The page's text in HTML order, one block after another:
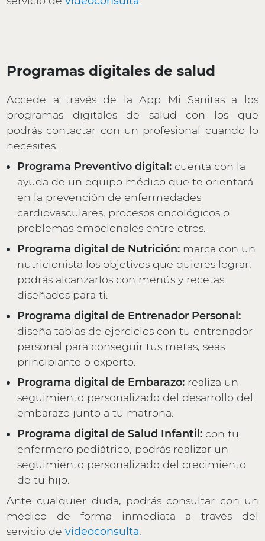
Programas digitales de salud
Accede a través de la App Mi Sanitas a los
programas digitales de salud con los que
podrás contactar con un profesional cuando lo
necesites.
Programa Preventivo digital: cuenta con la
ayuda de un equipo médico que te orientará
en la prevención de enfermedades
cardiovasculares, procesos oncológicos o
problemas emocionales entre otros.
Programa digital de Nutrición:marca con un
nutricionista los objetivos que quieres lograr;
podrás alcanzarlos con menús y recetas
diseñados para ti.
Programa digital de Entrenador Personal:
diseña tablas de ejercicios con tu entrenador
personal para conseguir tus metas, seas
principiante o experto.
Programa digital de Embarazo:realiza un
seguimiento personalizado del desarrollo del
embarazo junto a tu matrona.
Programa digital de Salud Infantil:con tu
enfermero pediátrico, podrás realizar un
seguimiento personalizado del crecimiento
de tu hijo.
Ante cualquier duda, podrás consultar con un
médico de forma inmediata a través del
servicio devideoconsulta